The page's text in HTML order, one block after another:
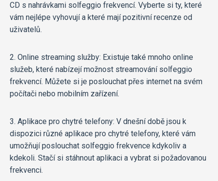
CD s nahrávkami solfeggio frekvencí. Vyberte si ty, které
vám nejlépe vyhovují a které mají pozitivní recenze od
uživatelů.
2. Online streaming služby: Existuje také mnoho online
služeb, které nabízejí možnost streamování solfeggio
frekvencí. Můžete si je poslouchat přes internet na svém
počítači nebo mobilním zařízení.
3. Aplikace pro chytré telefony: V dnešní době jsou k
dispozici různé aplikace pro chytré telefony, které vám
umožňují poslouchat solfeggio frekvence kdykoliv a
kdekoli. Stačí si stáhnout aplikaci a vybrat si požadovanou
frekvenci.